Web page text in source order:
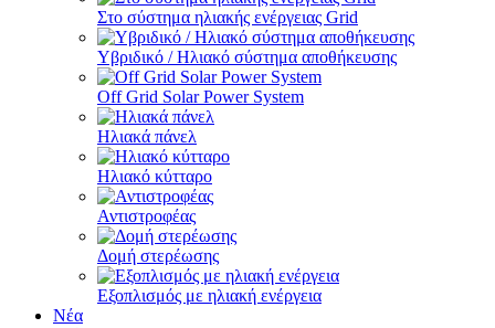
Στο σύστημα ηλιακής ενέργειας Grid
Υβριδικό / Ηλιακό σύστημα αποθήκευσης
Off Grid Solar Power System
Ηλιακά πάνελ
Ηλιακό κύτταρο
Αντιστροφέας
Δομή στερέωσης
Εξοπλισμός με ηλιακή ενέργεια
Νέα